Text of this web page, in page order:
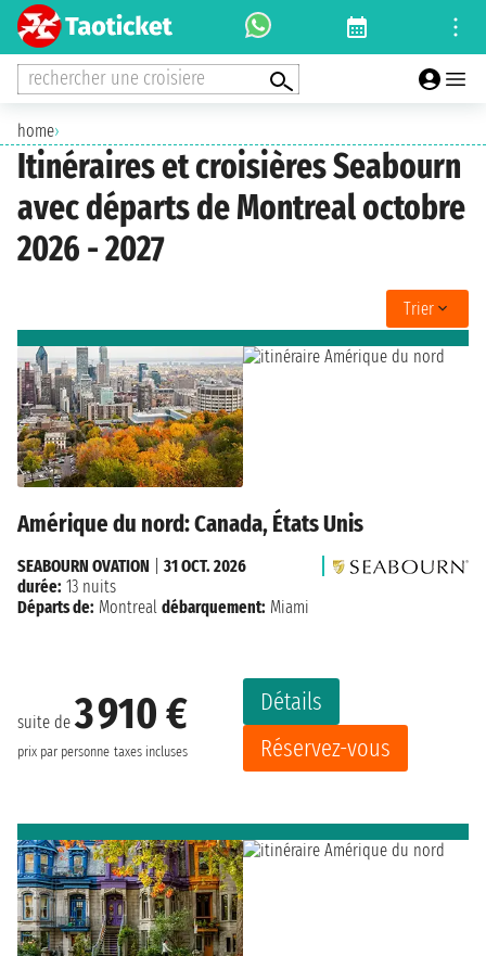
rechercher une croisiere
home›
Itinéraires et croisières Seabourn
avec départs de Montreal octobre
2026 - 2027
Trier
Amérique du nord: Canada, États Unis
suite de3 910 €
prix par personne taxes incluses
Détails
Réservez-vous
SEABOURN OVATION
31 OCT. 2026
durée: 13 nuits
Départs de: Montreal débarquement: Miami